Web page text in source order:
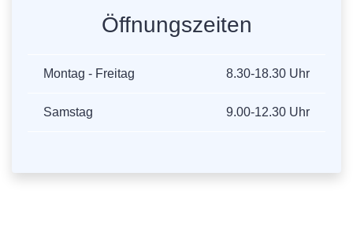
Öffnungszeiten
Montag - Freitag 8.30-18.30 Uhr
Samstag 9.00-12.30 Uhr